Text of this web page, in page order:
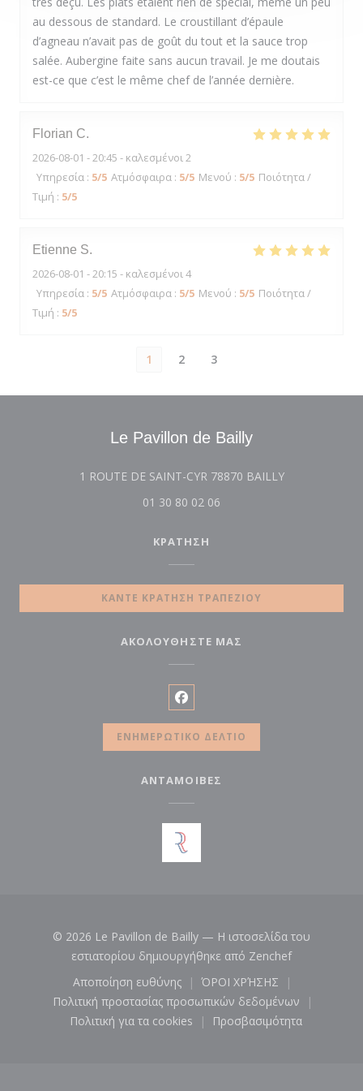
au dessous de standard. Le croustillant d’épaule
d’agneau n’avait pas de goût du tout et la sauce trop
salée. Aubergine faite sans aucun travail. Je me doutais
est-ce que c’est le même chef de l’année dernière.
Florian C
2026-08-01 - 20:45 - καλεσμένοι 2
Υπηρεσία : 5/5 Ατμόσφαιρα : 5/5 Μενού : 5/5 Ποιότητα /
Τιμή : 5/5
Etienne S
2026-08-01 - 20:15 - καλεσμένοι 4
Υπηρεσία : 5/5 Ατμόσφαιρα : 5/5 Μενού : 5/5 Ποιότητα /
Τιμή : 5/5
1 2 3
Le Pavillon de Bailly
1 ROUTE DE SAINT-CYR 78870 BAILLY((ανοίγει σε
01 30 80 02 06
ΚΡΆΤΗΣΗ
ΚΆΝΤΕ ΚΡΆΤΗΣΗ ΤΡΑΠΕΖΙΟΎ
ΑΚΟΛΟΥΘΉΣΤΕ ΜΑΣ
Facebook ((ανοίγει σε νέο
ΕΝΗΜΕΡΩΤΙΚΌ ΔΕΛΤΊΟ
ΑΝΤΑΜΟΙΒΈΣ
© 2026 Le Pavillon de Bailly — Η ιστοσελίδα του
εστιατορίου δημιουργήθηκε από Zenchef((ανοίγει σε
Αποποίηση ευθύνης
((ανοίγει σε νέο παράθυρο))
ΌΡΟΙ ΧΡΉΣΗΣ
((ανοίγει σε νέο
Πολιτική προστασίας προσωπικών δεδομένων
((ανοίγει σε νέο παράθυρο))
Πολιτική για τα cookies
((ανοίγει σε νέο παράθυρο))
Προσβασιμότητα
((ανοίγει σε νέο